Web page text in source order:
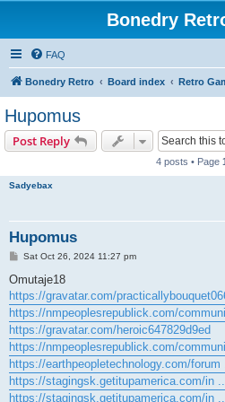
Bonedry
FAQ
Bonedry Retro Board index Retro
Hupomus
Post Reply
4 posts • Page
Sadyebax
Hupomus
P
s
Sat Oct 26, 2024 11:27 pm
Omutaje18
https://gravatar.com/
https://nmpeoplesrepublick.com/
https://gravatar.com/heroic647829d9ed
https://nmpeoplesrepublick.com/
https://earthpeopletechnology.com/
https://stagingsk.getitupamerica.com/in
https://stagingsk.getitupamerica.com/in